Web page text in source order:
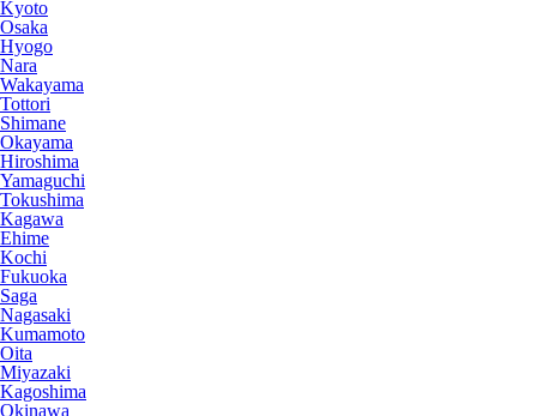
Kyoto
Osaka
Hyogo
Nara
Wakayama
Tottori
Shimane
Okayama
Hiroshima
Yamaguchi
Tokushima
Kagawa
Ehime
Kochi
Fukuoka
Saga
Nagasaki
Kumamoto
Oita
Miyazaki
Kagoshima
Okinawa